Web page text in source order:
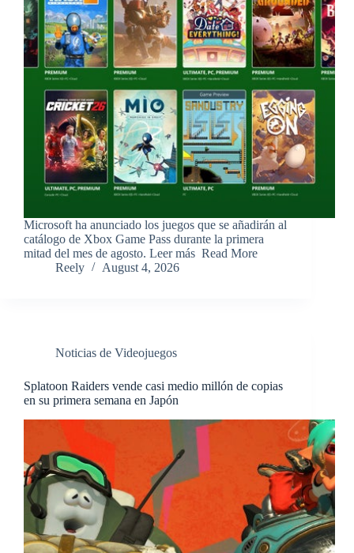
​Microsoft ha anunciado los juegos que se añadirán al
catálogo de Xbox Game Pass durante la primera
mitad del mes de agosto. Leer más ​Read More
Reely
August 4, 2026
Noticias de Videojuegos
Splatoon Raiders vende casi medio millón de copias
en su primera semana en Japón